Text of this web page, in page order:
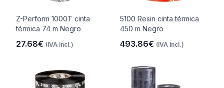
Z-Perform 1000T cinta
térmica 74 m Negro
27.68€ (IVA incl.)
5100 Resin cinta térmica
450 m Negro
493.86€ (IVA incl.)